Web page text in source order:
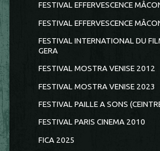
FESTIVAL EFFERVESCENCE
FESTIVAL EFFERVESCENCE
FESTIVAL INTERNATIONAL DU
GERA
FESTIVAL MOSTRA VENISE 2012
FESTIVAL MOSTRA VENISE 2023
FESTIVAL PAILLE A SONS
FESTIVAL PARIS CINEMA 2010
FICA 2025